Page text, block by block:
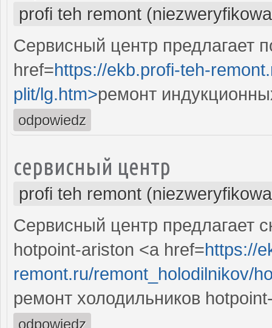
profi teh remont
Сервисный центр предлагает
href=https://ekb.profi-teh-
plit/lg.htm>ремонт
odpowiedz
сервисный центр
profi teh remont
Сервисный центр предлагает
hotpoint-ariston <a href=https://
remont.ru/remont_holodilnikov/
ремонт холодильников
odpowiedz